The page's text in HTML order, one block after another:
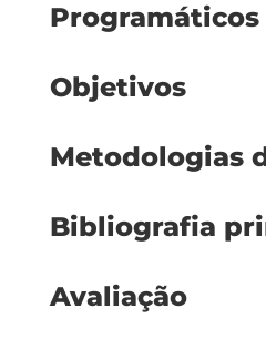
Programáticos
Objetivos
Metodologias
Bibliografia
Avaliação